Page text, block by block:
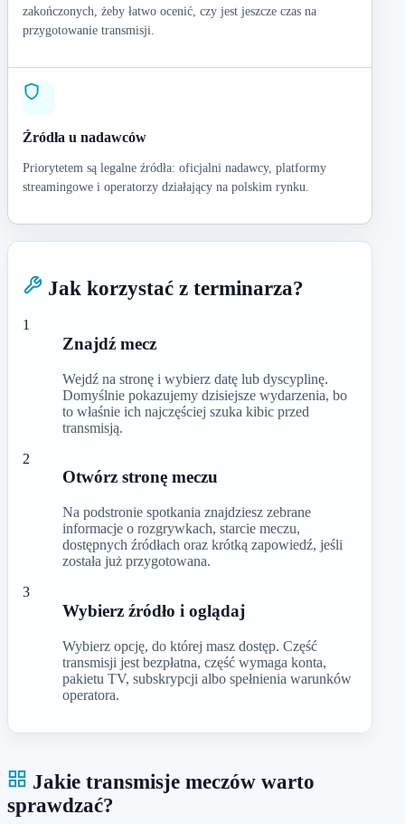
zakończonych, żeby łatwo ocenić, czy jest jeszcze czas na
przygotowanie transmisji.
Źródła u nadawców
Priorytetem są legalne źródła: oficjalni nadawcy, platformy
streamingowe i operatorzy działający na polskim rynku.
Jak korzystać z terminarza?
1
Znajdź mecz
Wejdź na stronę i wybierz datę lub dyscyplinę.
Domyślnie pokazujemy dzisiejsze wydarzenia, bo
to właśnie ich najczęściej szuka kibic przed
transmisją.
2
Otwórz stronę meczu
Na podstronie spotkania znajdziesz zebrane
informacje o rozgrywkach, starcie meczu,
dostępnych źródłach oraz krótką zapowiedź, jeśli
została już przygotowana.
3
Wybierz źródło i oglądaj
Wybierz opcję, do której masz dostęp. Część
transmisji jest bezpłatna, część wymaga konta,
pakietu TV, subskrypcji albo spełnienia warunków
operatora.
Jakie transmisje meczów warto
sprawdzać?